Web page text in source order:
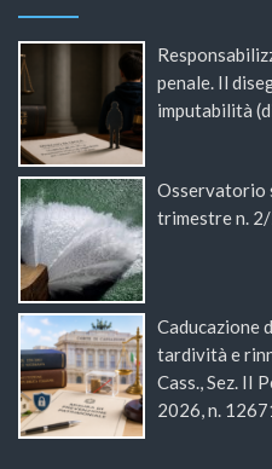
penale. Il
imputabilità
Osservatorio
trimestre n.
Caducazione
tardività e
Cass., Sez. II
2026, n.